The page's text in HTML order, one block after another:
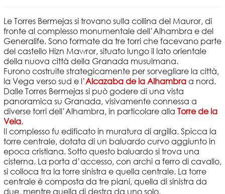
Le Torres Bermejas si trovano sulla collina del Mauror, di
fronte al complesso monumentale dell’Alhambra e del
Generalife. Sono formate da tre torri che facevano parte
del castello Hizn Mawror, situato lungo il lato orientale
della nuova città della Granada musulmana.
Furono costruite strategicamente per sorvegliare la città,
la Vega verso sud e l’Alcazaba de la Alhambraa nord.
Dalle Torres Bermejas si può godere di una vista
panoramica su Granada, visivamente connessa a
diverse torri dell’Alhambra, in particolare alla Torre de la
Vela.
Il complesso fu edificato in muratura di argilla. Spicca la
torre centrale, dotata di un baluardo curvo aggiunto in
epoca cristiana. Sotto questo baluardo si trova una
cisterna. La porta d’accesso, con archi a ferro di cavallo,
si colloca tra la torre sinistra e quella centrale. La torre
centrale è composta da tre piani, quella di sinistra da
due, mentre quella di destra da uno solo.